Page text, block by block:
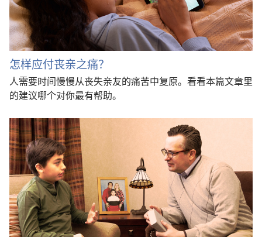
怎样应付丧亲之痛？
人需要时间慢慢从丧失亲友的痛苦中复原。看看本篇文章里
的建议哪个对你最有帮助。